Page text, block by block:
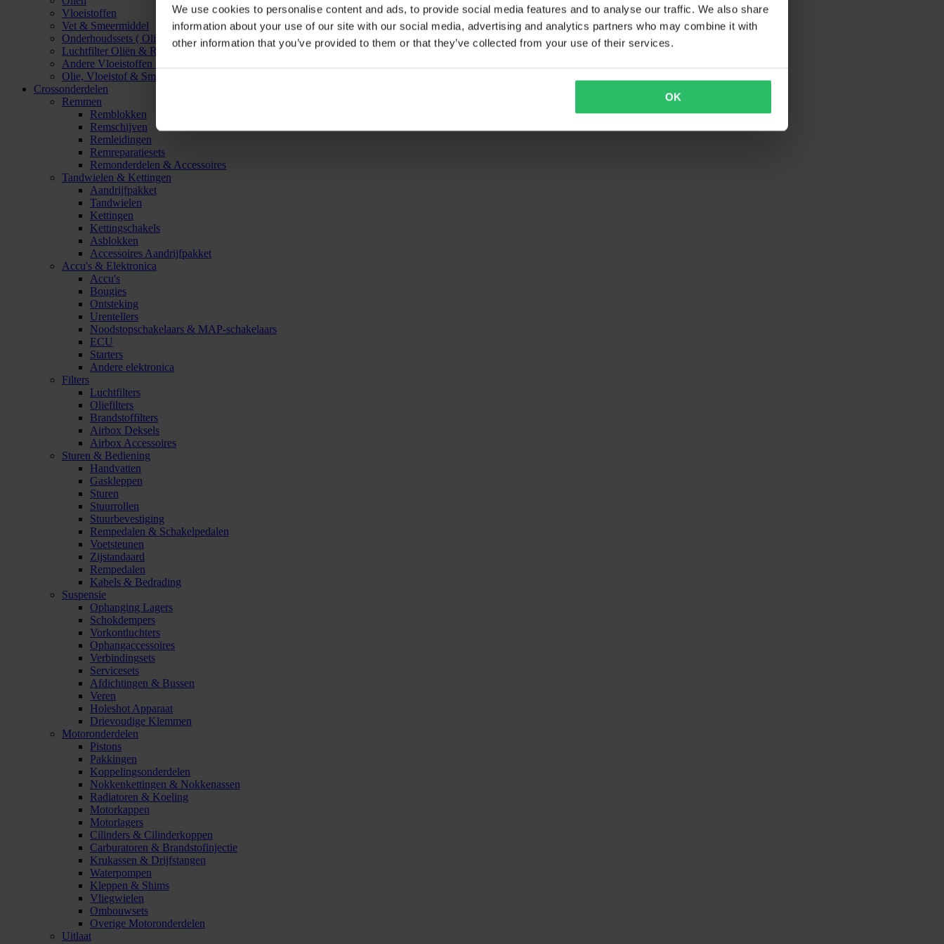
We use cookies to personalise content and ads, to provide social media features and to analyse our traffic. We also share
information about your use of our site with our social media, advertising and analytics partners who may combine it with
other information that you’ve provided to them or that they’ve collected from your use of their services.
OK
Vloeistoffen
Vet & Smeermiddel
Onderhoudssets ( Olie & Filter)
Luchtfilter Oliën & Reinigers
Andere Vloeistoffen & Smeermiddelen
Olie, Vloeistof & Smeermiddel Accessoires
Crossonderdelen
Remmen
Remblokken
Remschijven
Remleidingen
Remreparatiesets
Remonderdelen & Accessoires
Tandwielen & Kettingen
Aandrijfpakket
Tandwielen
Kettingen
Kettingschakels
Asblokken
Accessoires Aandrijfpakket
Accu's & Elektronica
Accu's
Bougies
Ontsteking
Urentellers
Noodstopschakelaars & MAP-schakelaars
ECU
Starters
Andere elektronica
Filters
Luchtfilters
Oliefilters
Brandstoffilters
Airbox Deksels
Airbox Accessoires
Sturen & Bediening
Handvatten
Gaskleppen
Sturen
Stuurrollen
Stuurbevestiging
Rempedalen & Schakelpedalen
Voetsteunen
Zijstandaard
Rempedalen
Kabels & Bedrading
Suspensie
Ophanging Lagers
Schokdempers
Vorkontluchters
Ophangaccessoires
Verbindingsets
Servicesets
Afdichtingen & Bussen
Veren
Holeshot Apparaat
Drievoudige Klemmen
Motoronderdelen
Pistons
Pakkingen
Koppelingsonderdelen
Nokkenkettingen & Nokkenassen
Radiatoren & Koeling
Motorkappen
Motorlagers
Cilinders & Cilinderkoppen
Carburatoren & Brandstofinjectie
Krukassen & Drijfstangen
Waterpompen
Kleppen & Shims
Vliegwielen
Ombouwsets
Overige Motoronderdelen
Uitlaat